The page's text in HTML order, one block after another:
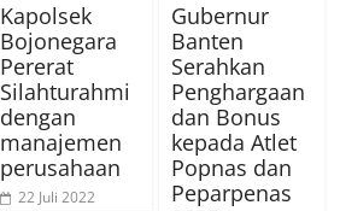
Kapolsek
Bojonegara
Pererat
Silahturahmi
dengan
manajemen
perusahaan
22 Juli 2022
Gubernur
Banten
Serahkan
Penghargaan
dan Bonus
kepada Atlet
Popnas dan
Peparpenas